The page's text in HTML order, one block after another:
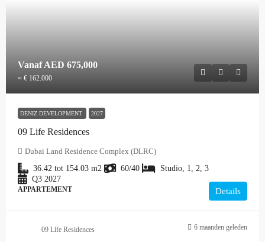
VanafAED 675,000
≈ € 162.000
DENIZ DEVELOPMENT 2027
09 Life Residences
Dubai Land Residence Complex (DLRC)
36.42 tot 154.03 m2 60/40
Studio, 1, 2, 3
Q3 2027
APPARTEMENT Details
09 Life Residences 6 maanden geleden